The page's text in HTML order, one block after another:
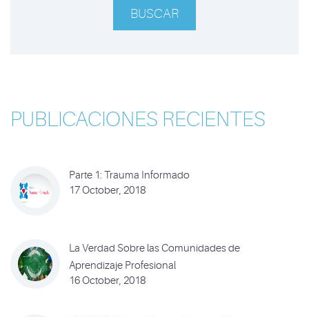
BUSCAR
PUBLICACIONES RECIENTES
Parte 1: Trauma Informado
17 October, 2018
La Verdad Sobre las Comunidades de
Aprendizaje Profesional
16 October, 2018